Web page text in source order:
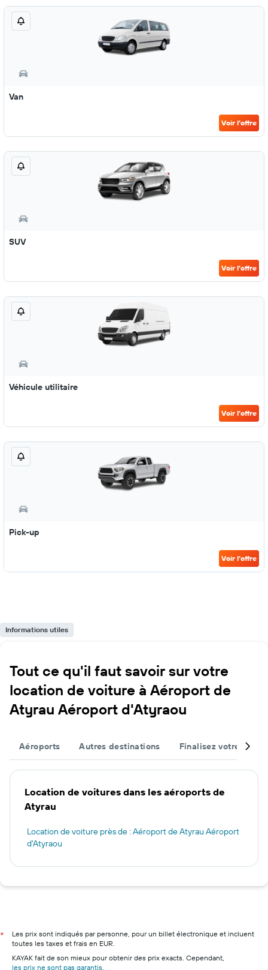
Van
Voir l’offre
SUV
Voir l’offre
Véhicule utilitaire
Voir l’offre
Pick-up
Voir l’offre
Informations utiles
Tout ce qu'il faut savoir sur votre
location de voiture à Aéroport de
Atyrau Aéroport d'Atyraou
Aéroports Autres destinations Finalisez votre
Location de voitures dans les aéroports de
Atyrau
Location de voiture près de : Aéroport de Atyrau Aéroport
d'Atyraou
*
Les prix sont indiqués par personne, pour un billet électronique et incluent
toutes les taxes et frais en EUR.
KAYAK fait de son mieux pour obtenir des prix exacts. Cependant,
les prix ne sont pas garantis.